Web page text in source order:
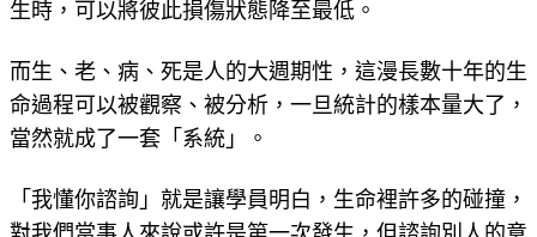
生時，可以將彼此損傷狀態降至最低。
而生、老、病、死是人的大週期性，這漫長數十年的生
命過程可以被觀察、被分析，一旦統計的樣本量大了，
當然就成了一套「系統」。
「我懂你諮詢」就是讓學員明白，生命裡許多的碰撞，